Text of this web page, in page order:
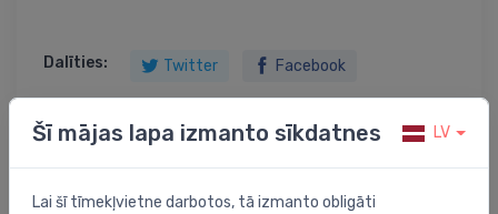
Dalīties: Twitter Facebook
Šī mājas lapa izmanto sīkdatnes LV
Lai šī tīmekļvietne darbotos, tā izmanto obligāti